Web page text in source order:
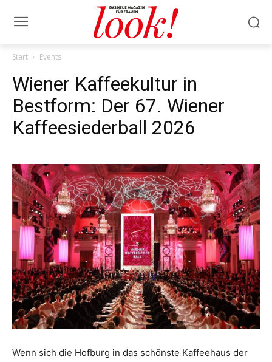
Start Events
Wiener Kaffeekultur in
Bestform: Der 67. Wiener
Kaffeesiederball 2026
Wenn sich die Hofburg in das schönste Kaffeehaus der